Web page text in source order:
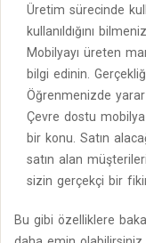
Üretim sürecinde
kullanıldığını
Mobilyayı üreten
bilgi edinin.
Öğrenmenizde yarar
Çevre dostu
bir konu. Satın
satın alan
sizin gerçekçi bir
Bu gibi özelliklere